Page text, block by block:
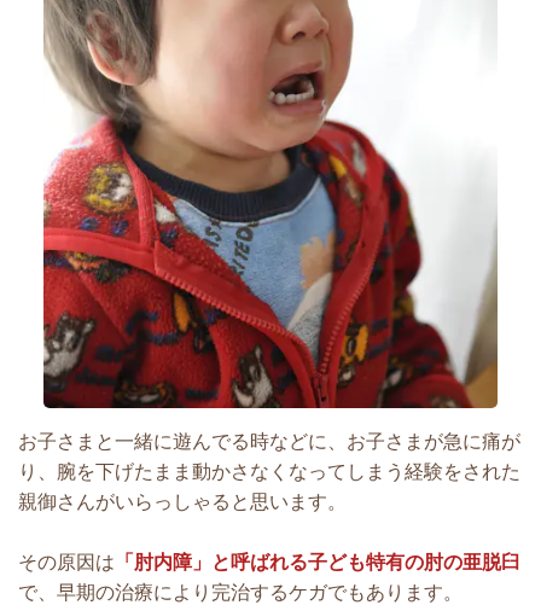
お子さまと一緒に遊んでる時などに、お子さまが急に痛が
り、腕を下げたまま動かさなくなってしまう経験をされた
親御さんがいらっしゃると思います。
その原因は 「肘内障」と呼ばれる子ども特有の肘の亜脱臼
で、早期の治療により完治するケガでもあります。